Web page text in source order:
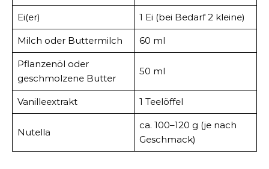
Ei(er) 1 Ei (bei Bedarf 2 kleine)
Milch oder Buttermilch 60 ml
Pflanzenöl oder
geschmolzene Butter
50 ml
Vanilleextrakt 1 Teelöffel
Nutella
ca. 100–120 g (je nach
Geschmack)